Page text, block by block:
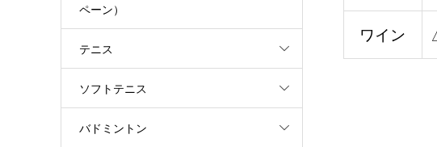
ワイン
ペーン）
テニス
ソフトテニス
バドミントン